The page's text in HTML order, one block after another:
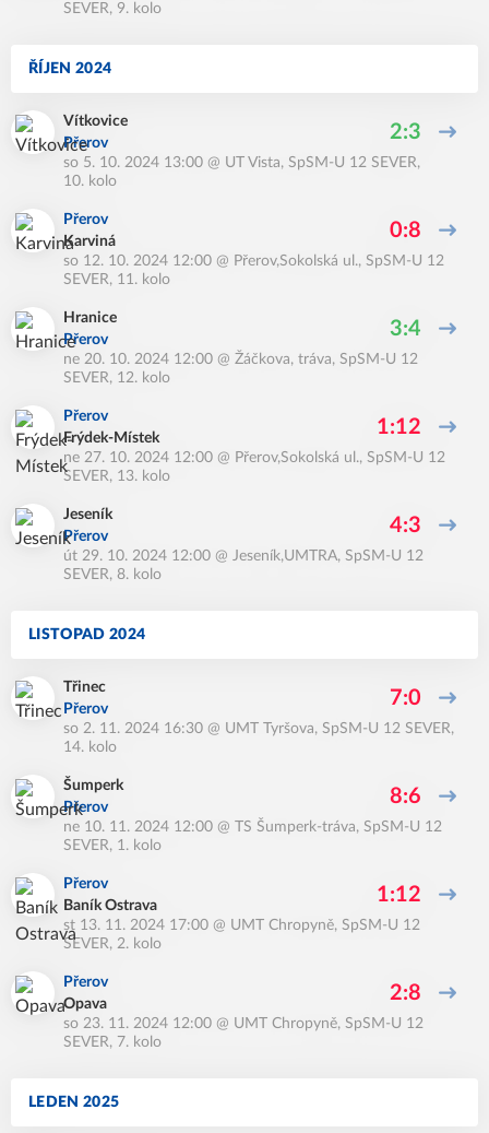
SEVER, 9. kolo
ŘÍJEN 2024
Vítkovice
Přerov
2:3
so 5. 10. 2024 13:00 @ UT Vista, SpSM-U 12 SEVER,
10. kolo
Přerov
Karviná
0:8
so 12. 10. 2024 12:00 @ Přerov,Sokolská ul., SpSM-U 12
SEVER, 11. kolo
Hranice
Přerov
3:4
ne 20. 10. 2024 12:00 @ Žáčkova, tráva, SpSM-U 12
SEVER, 12. kolo
Přerov
Frýdek-Místek
1:12
ne 27. 10. 2024 12:00 @ Přerov,Sokolská ul., SpSM-U 12
SEVER, 13. kolo
Jeseník
Přerov
4:3
út 29. 10. 2024 12:00 @ Jeseník,UMTRA, SpSM-U 12
SEVER, 8. kolo
LISTOPAD 2024
Třinec
Přerov
7:0
so 2. 11. 2024 16:30 @ UMT Tyršova, SpSM-U 12 SEVER,
14. kolo
Šumperk
Přerov
8:6
ne 10. 11. 2024 12:00 @ TS Šumperk-tráva, SpSM-U 12
SEVER, 1. kolo
Přerov
Baník Ostrava
1:12
st 13. 11. 2024 17:00 @ UMT Chropyně, SpSM-U 12
SEVER, 2. kolo
Přerov
Opava
2:8
so 23. 11. 2024 12:00 @ UMT Chropyně, SpSM-U 12
SEVER, 7. kolo
LEDEN 2025